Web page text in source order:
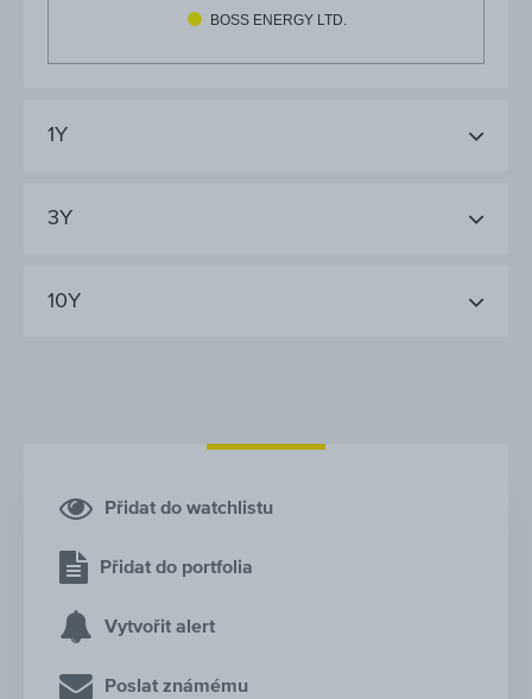
BOSS ENERGY LTD.
1Y
3Y
10Y
Přidat do watchlistu
Přidat do portfolia
Vytvořit alert
Poslat známému